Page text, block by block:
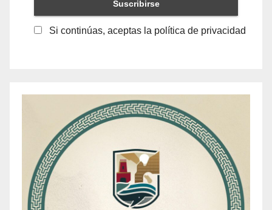
Si continúas, aceptas la política de privacidad